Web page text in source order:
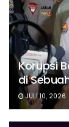
Korupsi
di
JULI 10, 2026